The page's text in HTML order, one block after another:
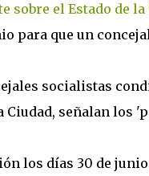
sobre el Estado de la
para que un
socialistas
Ciudad, señalan los
los días 30 de